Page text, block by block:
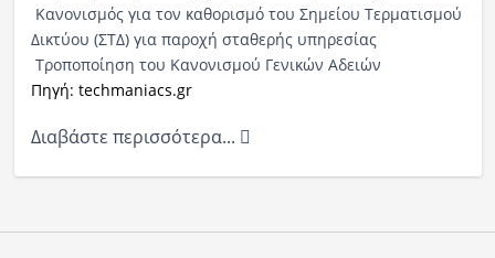
Κανονισμός για τον καθορισμό του Σημείου Τερματισμού
Δικτύου (ΣΤΔ) για παροχή σταθερής υπηρεσίας
Tροποποίηση του Κανονισμού Γενικών Αδειών
Πηγή: techmaniacs.gr
Διαβάστε περισσότερα...